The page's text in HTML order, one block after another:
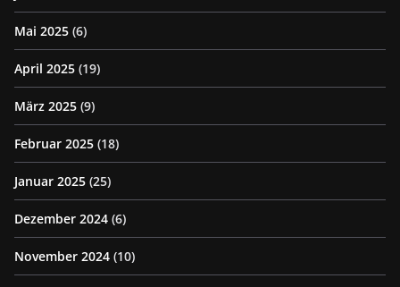
Mai 2025 (6)
April 2025 (19)
März 2025 (9)
Februar 2025 (18)
Januar 2025 (25)
Dezember 2024 (6)
November 2024 (10)